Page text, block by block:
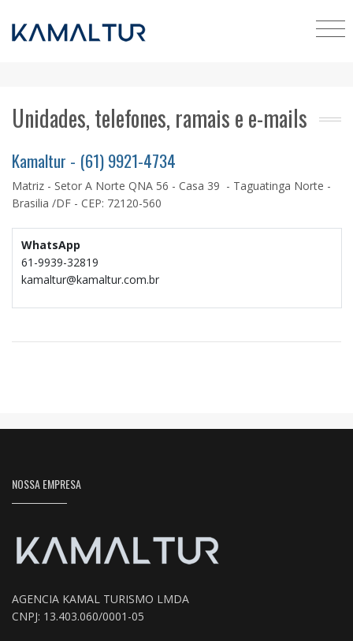
Unidades, telefones, ramais e e-mails
Kamaltur - (61) 9921-4734
Matriz - Setor A Norte QNA 56 - Casa 39 - Taguatinga Norte -
Brasilia /DF - CEP: 72120-560
WhatsApp
61-9939-32819
kamaltur@kamaltur.com.br
NOSSA EMPRESA
AGENCIA KAMAL TURISMO LMDA
CNPJ: 13.403.060/0001-05